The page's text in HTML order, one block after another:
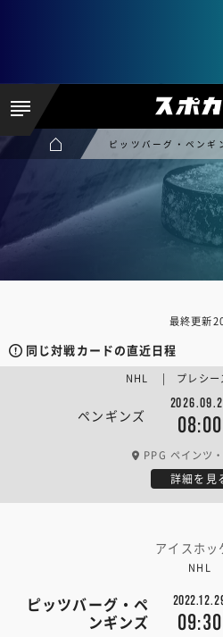
ピッツバーグ・ペン
最終更新
同じ対戦カードの直近日程
ペンギンズ 08:00
NHL | プレシー
PPG ペインツ
詳細を見
アイスホッ
NHL
ピッツバーグ・ペ
ンギンズ
09:30